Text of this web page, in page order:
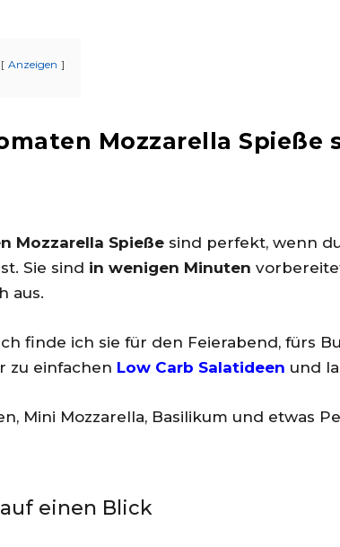
Anzeigen
Mozzarella Spieße
Mozzarella Spieße sind perfekt, wenn
Sie sind in wenigen Minuten
aus.
finde ich sie für den Feierabend, fürs
zu einfachen Low Carb Salatideen und
Mini Mozzarella, Basilikum und etwas
einen Blick